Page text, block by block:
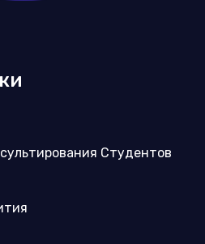
Студентов